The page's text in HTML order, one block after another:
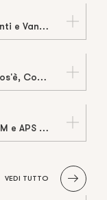
Industria 4.0: Cos'è, Tecnologie Abilitanti e Vantaggi
CNC (Computer Numerical Control): Cos'è, Come Funziona e Vantaggi
Engineering to Order: Sincronizzare PLM e APS per il Successo delle Commesse Complesse
VEDI TUTTO